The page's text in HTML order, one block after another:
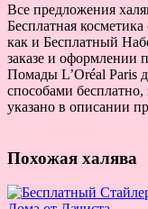
Все предложения
Бесплатная
как и Бесплатный
заказе и оформлении
Помады L’Oréal Paris
способами бесплатно,
указано в описании
Похожая халява